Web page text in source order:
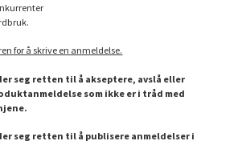
for å skrive en anmeldelse.
seg retten til å akseptere, avslå eller
som ikke er i tråd med
seg retten til å publisere anmeldelser i